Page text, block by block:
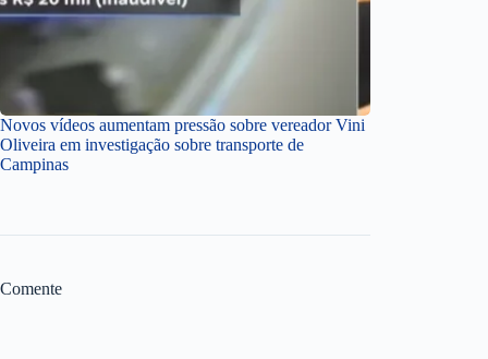
Novos vídeos aumentam pressão sobre vereador Vini
Oliveira em investigação sobre transporte de
Campinas
Comente